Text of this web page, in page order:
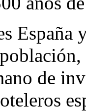
España
de